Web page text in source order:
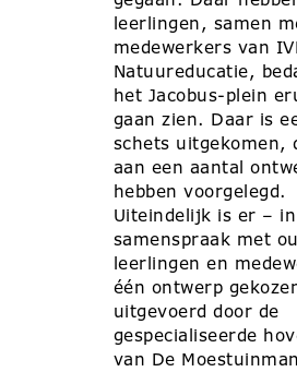
leerlingen, samen
medewerkers van
Natuureducatie,
het Jacobus-plein
gaan zien. Daar is
schets uitgekomen,
aan een aantal
hebben voorgelegd.
Uiteindelijk is er – in
samenspraak met
leerlingen en
één ontwerp
uitgevoerd door de
gespecialiseerde
van De